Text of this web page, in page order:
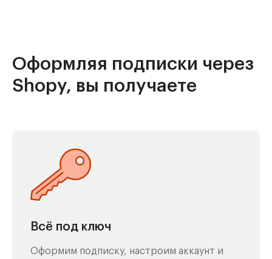
Оформляя подписки через
Shopy, вы получаете
Всё под ключ
Оформим подписку, настроим аккаунт и